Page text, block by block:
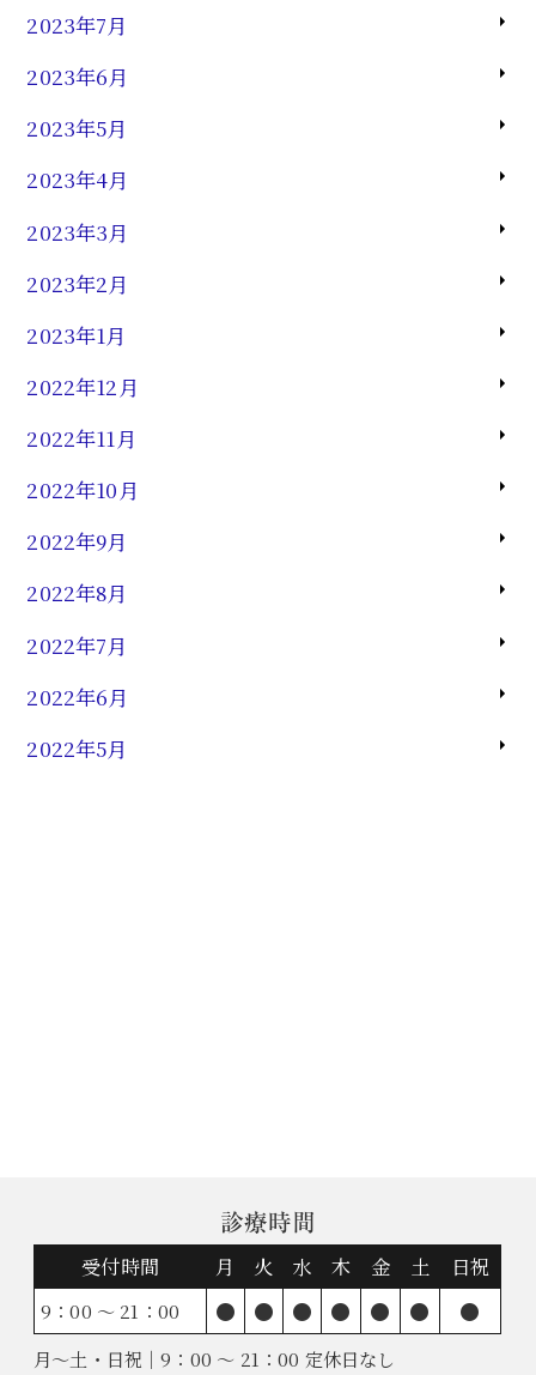
2023年7月
2023年6月
2023年5月
2023年4月
2023年3月
2023年2月
2023年1月
2022年12月
2022年11月
2022年10月
2022年9月
2022年8月
2022年7月
2022年6月
2022年5月
診療時間
受付時間 月 火 水 木 金 土 日祝
9：00 ～ 21：00 ● ● ● ● ● ● ●
月～土・日祝｜9：00 ～ 21：00 定休日なし